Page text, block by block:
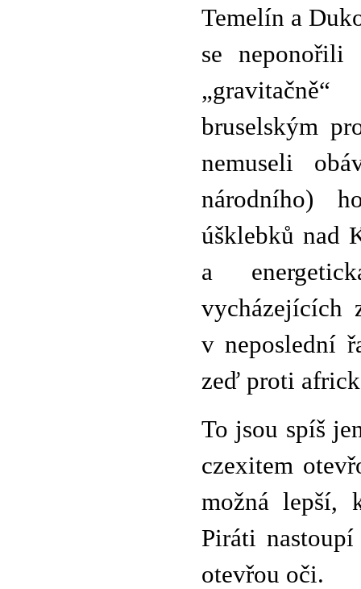
Temelín a
se neponořili
bruselským
nemuseli
národního)
úšklebků nad
a
vycházejících
v neposlední
zeď proti
To jsou spíš
czexitem
možná lepší,
Piráti
otevřou oči.